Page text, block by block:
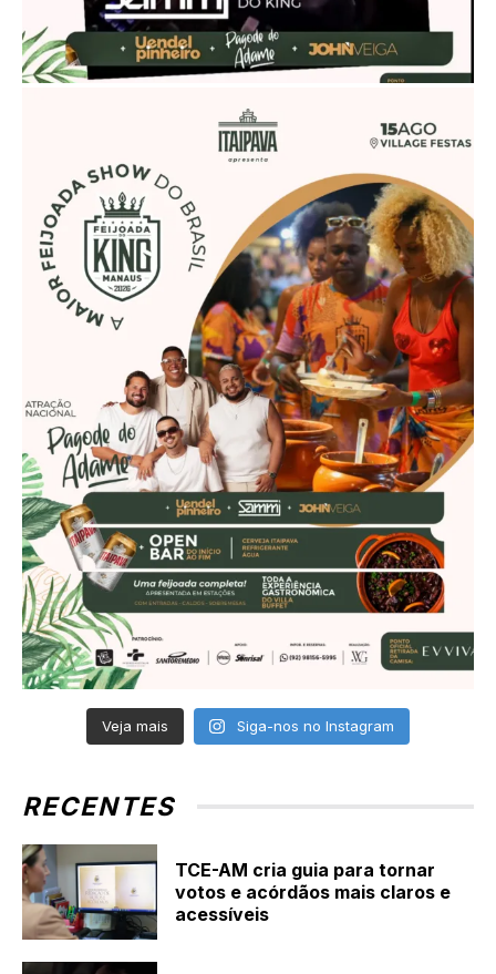
Veja mais Siga-nos no Instagram
RECENTES
TCE-AM cria guia para tornar
votos e acórdãos mais claros e
acessíveis